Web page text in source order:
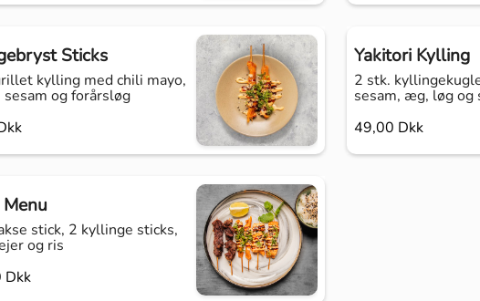
Sticks
kylling med chili mayo,
og forårsløg
Yakitori Kylling
2 stk.
sesam, æg, løg og
49,00 Dkk
stick, 2 kyllinge sticks,
og ris
Dkk